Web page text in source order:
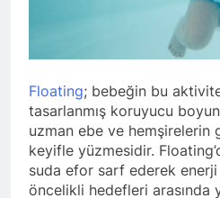
Floating; bebeğin bu
tasarlanmış koruyucu
uzman ebe ve hemşirelerin
keyifle yüzmesidir.
suda efor sarf ederek
öncelikli hedefleri arasında